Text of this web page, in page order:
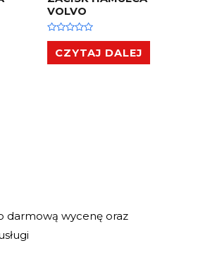
VOLVO
Oceniono
na
5
CZYTAJ DALEJ
darmową wycenę oraz